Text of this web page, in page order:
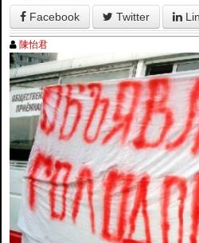
Facebook Twitter
陳怡君